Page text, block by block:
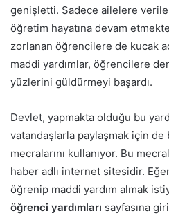
genişletti. Sadece ailelere
öğretim hayatına devam
zorlanan öğrencilere de kucak
maddi yardımlar, öğrencilere
yüzlerini güldürmeyi başardı.
Devlet, yapmakta olduğu bu
vatandaşlarla paylaşmak için de
mecralarını kullanıyor. Bu
haber adlı internet sitesidir.
öğrenip maddi yardım almak
öğrenci yardımları sayfasına